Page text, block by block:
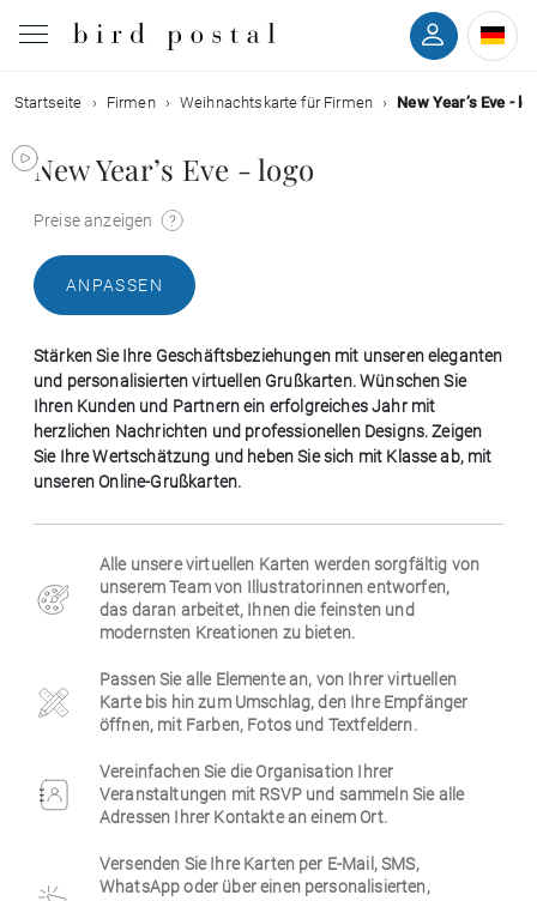
Hochzeit
Geburt
Kommunion
Trauer
Geburtstag
Firmen
Startseite Firmen Weihnachtskarte für Firmen New Year’s Eve -
New Year’s Eve - logo
Preise anzeigen
ANPASSEN
Stärken Sie Ihre Geschäftsbeziehungen mit unseren eleganten
und personalisierten virtuellen Grußkarten. Wünschen Sie
Ihren Kunden und Partnern ein erfolgreiches Jahr mit
herzlichen Nachrichten und professionellen Designs. Zeigen
Sie Ihre Wertschätzung und heben Sie sich mit Klasse ab, mit
unseren Online-Grußkarten.
Alle unsere virtuellen Karten werden sorgfältig von
unserem Team von Illustratorinnen entworfen,
das daran arbeitet, Ihnen die feinsten und
modernsten Kreationen zu bieten.
Passen Sie alle Elemente an, von Ihrer virtuellen
Karte bis hin zum Umschlag, den Ihre Empfänger
öffnen, mit Farben, Fotos und Textfeldern.
Vereinfachen Sie die Organisation Ihrer
Veranstaltungen mit RSVP und sammeln Sie alle
Adressen Ihrer Kontakte an einem Ort.
Versenden Sie Ihre Karten per E-Mail, SMS,
WhatsApp oder über einen personalisierten,